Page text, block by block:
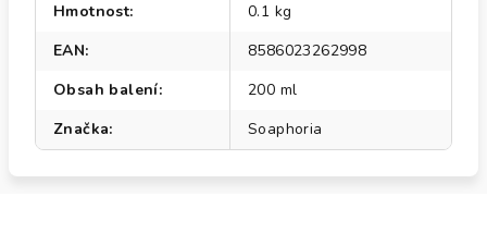
Hmotnost:
0.1 kg
EAN:
8586023262998
Obsah balení:
200 ml
Značka: Soaphoria